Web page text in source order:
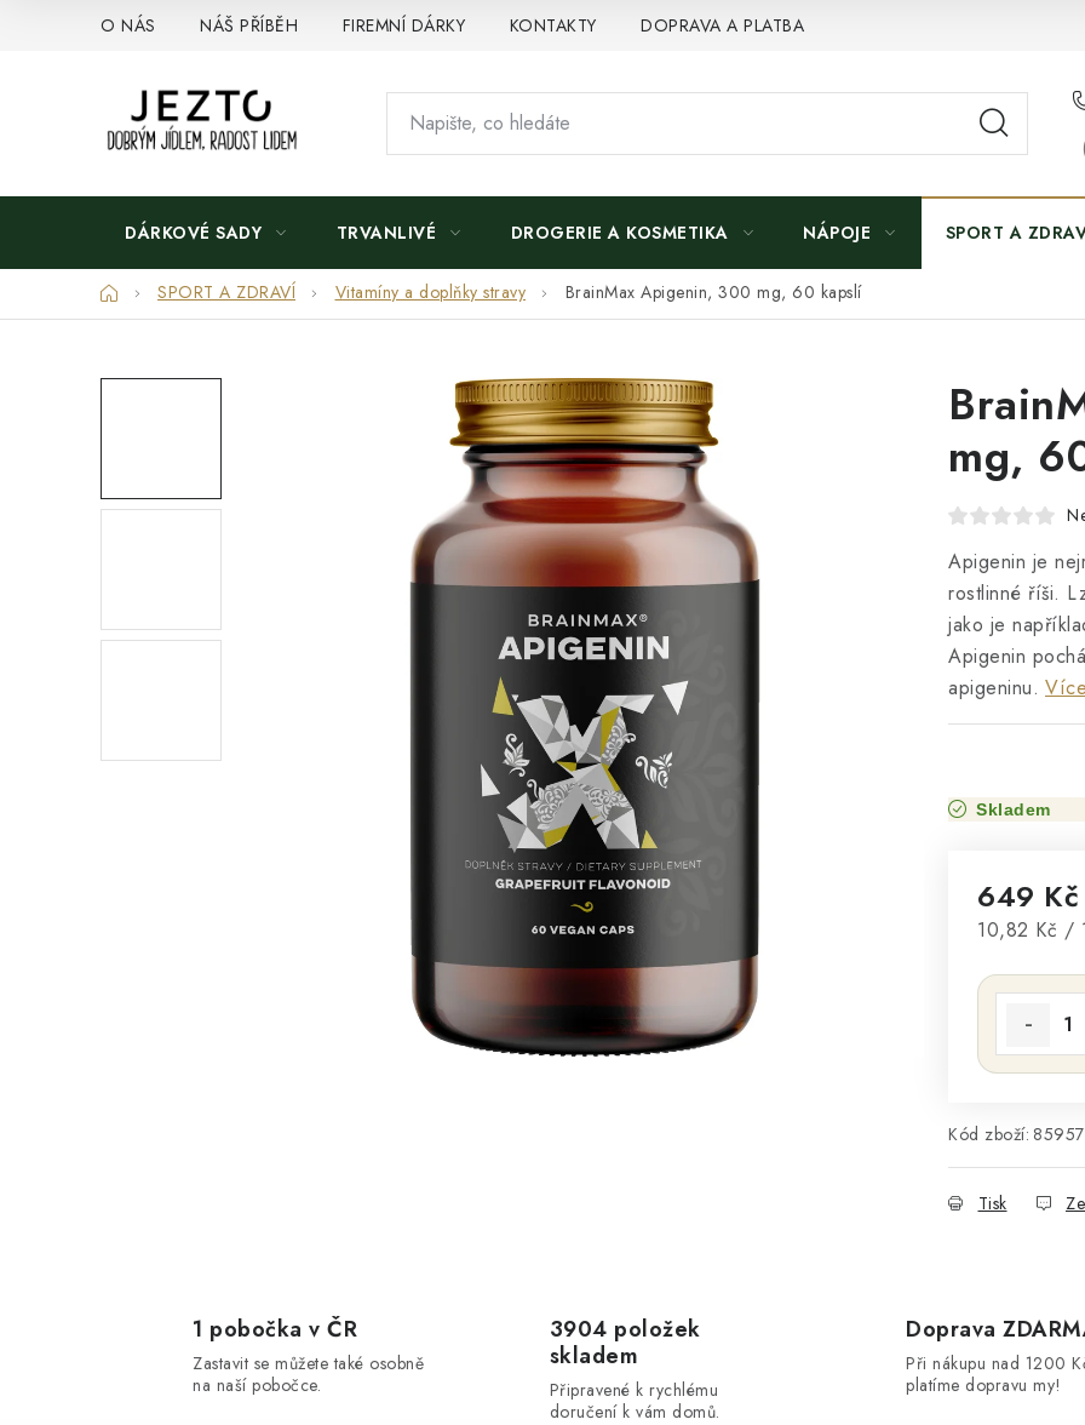
O NÁS NÁŠ PŘÍBĚH FIREMNÍ DÁRKY KONTAKTY DOPRAVA A PLATBA
DÁRKOVÉ SADY TRVANLIVÉ DROGERIE A KOSMETIKA NÁPOJE SPORT A
DomůSPORT A ZDRAVÍ Vitamíny a doplňky stravy BrainMax Apigenin, 300 mg, 60 kapslí
mg,
Apigenin je
rostlinné říši.
jako je
Apigenin
apigeninu.
Skladem
649
Měrná cena:
10,82 Kč /
Kód zboží:
Tisk
1 pobočka v ČR
Zastavit se můžete také osobně
na naší pobočce.
3904 položek
skladem
Připravené k rychlému
doručení k vám domů.
Doprava
Při nákupu nad 1200
platíme dopravu my!